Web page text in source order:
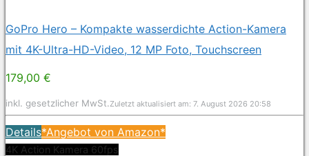
GoPro Hero – Kompakte wasserdichte Action-Kamera
mit 4K-Ultra-HD-Video, 12 MP Foto, Touchscreen
179,00 €
inkl. gesetzlicher MwSt.Zuletzt aktualisiert am: 7. August 2026 20:58
Details*Angebot von Amazon*
4K Action Kamera 60fps